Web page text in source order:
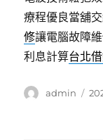
療程優良當舖
修讓電腦故障
利息計算台北
作
admin
發